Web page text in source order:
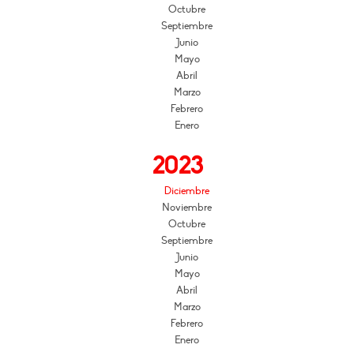
Octubre
Septiembre
Junio
Mayo
Abril
Marzo
Febrero
Enero
2023
Diciembre
Noviembre
Octubre
Septiembre
Junio
Mayo
Abril
Marzo
Febrero
Enero